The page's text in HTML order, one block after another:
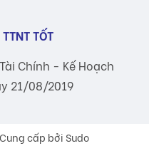
TỐT
Chính - Kế Hoạch
21/08/2019
Cung cấp bởi Sudo